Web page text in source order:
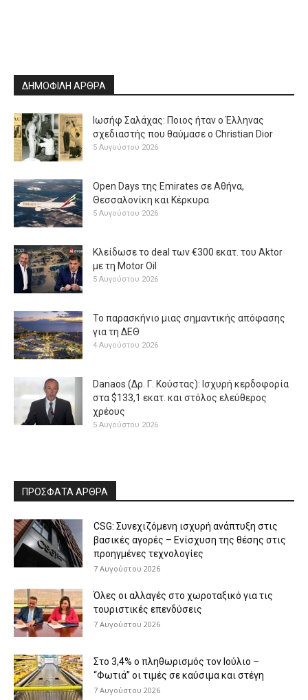
ΔΗΜΟΦΙΛΗ ΑΡΘΡΑ
Ιωσήφ Σαλάχας: Ποιος ήταν ο Έλληνας
σχεδιαστής που θαύμασε ο Christian Dior
5 Αυγούστου 2026
Open Days της Emirates σε Αθήνα,
Θεσσαλονίκη και Κέρκυρα
5 Αυγούστου 2026
Κλείδωσε το deal των €300 εκατ. του Aktor
με τη Μotor Oil
5 Αυγούστου 2026
Το παρασκήνιο μιας σημαντικής απόφασης
για τη ΔΕΘ
4 Αυγούστου 2026
Danaos (Δρ. Γ. Κούστας): Ισχυρή κερδοφορία
στα $133,1 εκατ. και στόλος ελεύθερος
χρέους
5 Αυγούστου 2026
ΠΡΟΣΦΑΤΑ ΑΡΘΡΑ
CSG: Συνεχιζόμενη ισχυρή ανάπτυξη στις
βασικές αγορές – Ενίσχυση της θέσης στις
προηγμένες τεχνολογίες
7 Αυγούστου 2026
Όλες οι αλλαγές στο χωροταξικό για τις
τουριστικές επενδύσεις
7 Αυγούστου 2026
Στο 3,4% ο πληθωρισμός τον Ιούλιο –
“Φωτιά” οι τιμές σε καύσιμα και στέγη
7 Αυγούστου 2026